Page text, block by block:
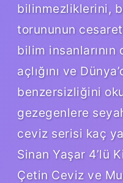
bilinmezliklerini,
torununun
bilim
açlığını ve
benzersizliğini
gezegenlere
ceviz serisi kaç
Sinan Yaşar 4’lü
Çetin Ceviz ve